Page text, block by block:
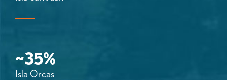
~35%
Isla Orcas